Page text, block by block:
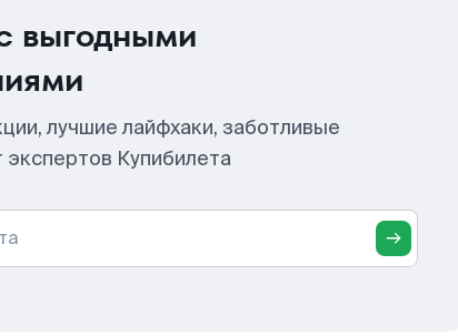
выгодными
лучшие лайфхаки, заботливые
Купибилета